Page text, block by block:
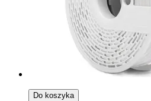
Do koszyka